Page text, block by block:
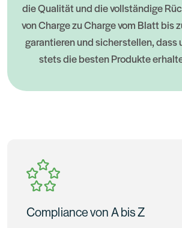
die Qualität und die vollständige
von Charge zu Charge vom Blatt bis
garantieren und sicherstellen, dass
stets die besten Produkte
Compliance von A bis Z